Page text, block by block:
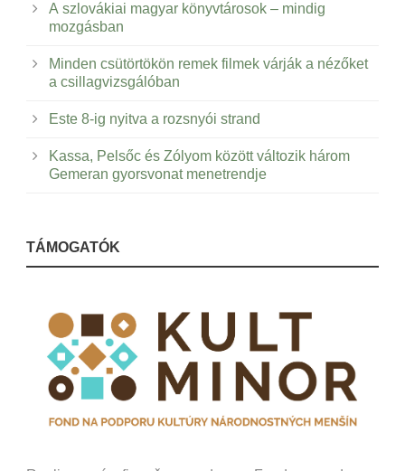
A szlovákiai magyar könyvtárosok – mindig
mozgásban
Minden csütörtökön remek filmek várják a nézőket
a csillagvizsgálóban
Este 8-ig nyitva a rozsnyói strand
Kassa, Pelsőc és Zólyom között változik három
Gemeran gyorsvonat menetrendje
TÁMOGATÓK